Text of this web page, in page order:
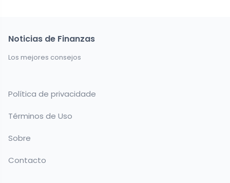
Noticias de Finanzas
Los mejores consejos
Política de privacidade
Términos de Uso
Sobre
Contacto